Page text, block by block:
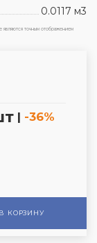
0.0117 м3
являются точным отображением
| -36%
В КОРЗИНУ